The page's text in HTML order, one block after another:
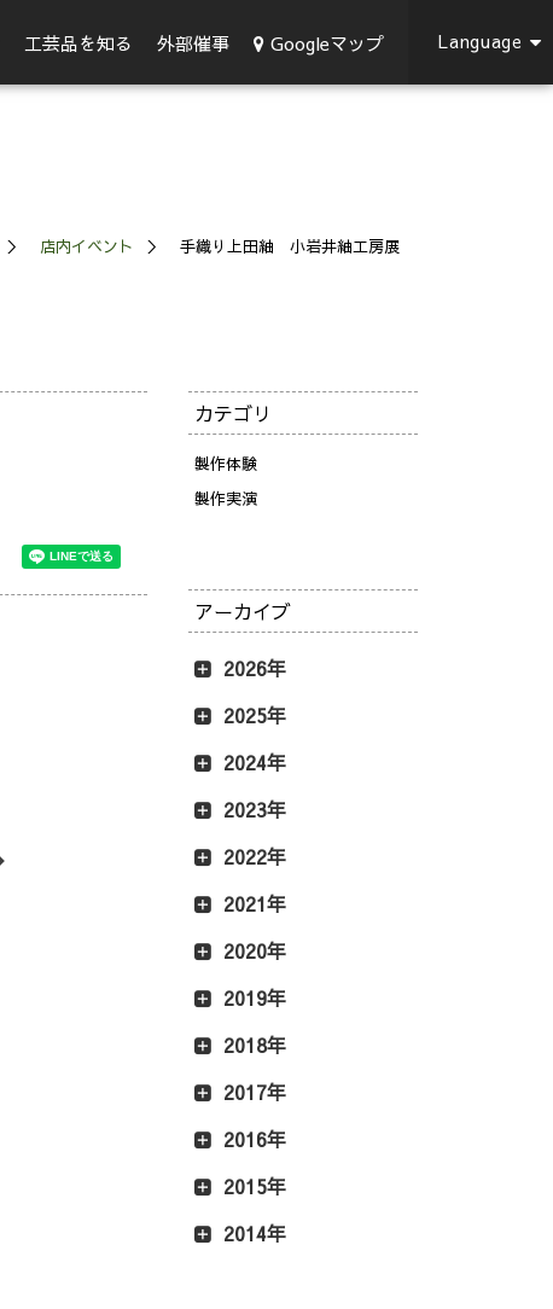
工芸品を知る 外部催事 Googleマップ Language
店内イベント 手織り上田紬 小岩井紬工房展
カテゴリ
製作体験
製作実演
アーカイブ
2026年
2025年
2024年
2023年
2022年
2021年
2020年
2019年
2018年
2017年
2016年
2015年
2014年